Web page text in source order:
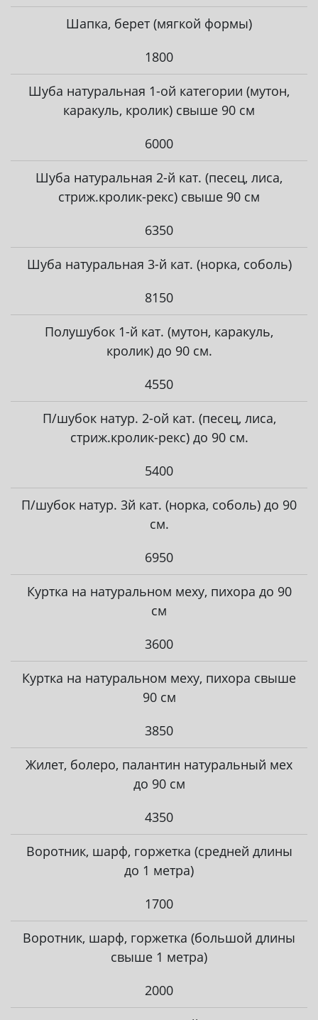
Шапка, берет (мягкой формы)
1800
Шуба натуральная 1-ой категории (мутон,
каракуль, кролик) свыше 90 см
6000
Шуба натуральная 2-й кат. (песец, лиса,
стриж.кролик-рекс) свыше 90 см
6350
Шуба натуральная 3-й кат. (норка, соболь)
8150
Полушубок 1-й кат. (мутон, каракуль,
кролик) до 90 см.
4550
П/шубок натур. 2-ой кат. (песец, лиса,
стриж.кролик-рекс) до 90 см.
5400
П/шубок натур. 3й кат. (норка, соболь) до 90
см.
6950
Куртка на натуральном меху, пихора до 90
см
3600
Куртка на натуральном меху, пихора свыше
90 см
3850
Жилет, болеро, палантин натуральный мех
до 90 см
4350
Воротник, шарф, горжетка (средней длины
до 1 метра)
1700
Воротник, шарф, горжетка (большой длины
свыше 1 метра)
2000